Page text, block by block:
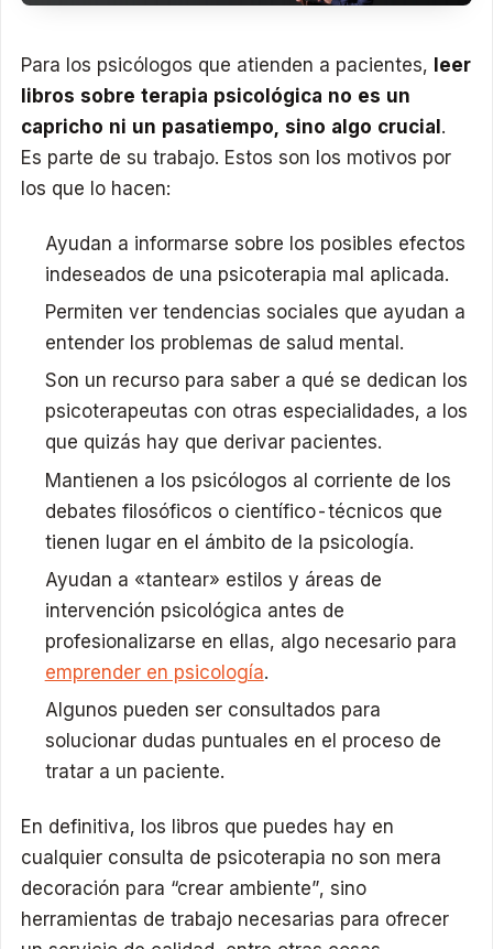
Para los psicólogos que atienden a pacientes, leer
libros sobre terapia psicológica no es un
capricho ni un pasatiempo, sino algo crucial .
Es parte de su trabajo. Estos son los motivos por
los que lo hacen:
Ayudan a informarse sobre los posibles efectos
indeseados de una psicoterapia mal aplicada.
Permiten ver tendencias sociales que ayudan a
entender los problemas de salud mental.
Son un recurso para saber a qué se dedican los
psicoterapeutas con otras especialidades, a los
que quizás hay que derivar pacientes.
Mantienen a los psicólogos al corriente de los
debates filosóficos o científico-técnicos que
tienen lugar en el ámbito de la psicología.
Ayudan a «tantear» estilos y áreas de
intervención psicológica antes de
profesionalizarse en ellas, algo necesario para
emprender en psicología.
Algunos pueden ser consultados para
solucionar dudas puntuales en el proceso de
tratar a un paciente.
En definitiva, los libros que puedes hay en
cualquier consulta de psicoterapia no son mera
decoración para “crear ambiente”, sino
herramientas de trabajo necesarias para ofrecer